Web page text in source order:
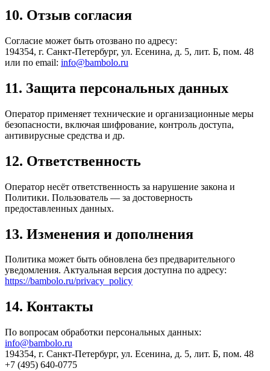
10. Отзыв согласия
Согласие может быть отозвано по адресу:
194354, г. Санкт-Петербург, ул. Есенина, д. 5, лит. Б, пом. 48
или по email: info@bambolo.ru
11. Защита персональных данных
Оператор применяет технические и организационные меры
безопасности, включая шифрование, контроль доступа,
антивирусные средства и др.
12. Ответственность
Оператор несёт ответственность за нарушение закона и
Политики. Пользователь — за достоверность
предоставленных данных.
13. Изменения и дополнения
Политика может быть обновлена без предварительного
уведомления. Актуальная версия доступна по адресу:
https://bambolo.ru/privacy_policy
14. Контакты
По вопросам обработки персональных данных:
info@bambolo.ru
194354, г. Санкт-Петербург, ул. Есенина, д. 5, лит. Б, пом. 48
+7 (495) 640-0775